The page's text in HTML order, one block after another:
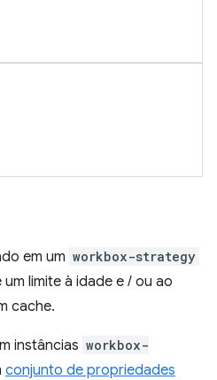
em um workbox-strategy
limite à idade e / ou ao
cache.
instâncias workbox-
conjunto de propriedades